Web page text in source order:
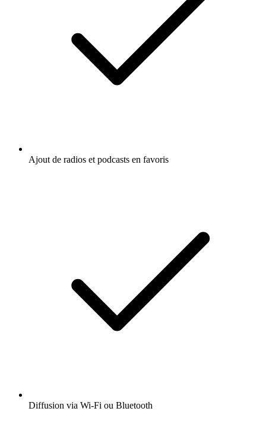
Ajout de radios et podcasts en favoris
Diffusion via Wi-Fi ou Bluetooth